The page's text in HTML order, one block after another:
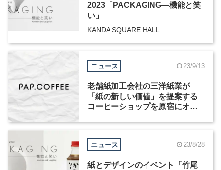
2023「PACKAGING―機能と笑
い」
KANDA SQUARE HALL
ニュース 23/9/13
老舗紙加工会社の三洋紙業が
「紙の新しい価値」を提案する
コーヒーショップを原宿にオー
ニュース 23/8/28
紙とデザインのイベント「竹尾